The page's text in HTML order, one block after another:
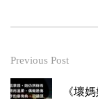
Previous Post
《壞